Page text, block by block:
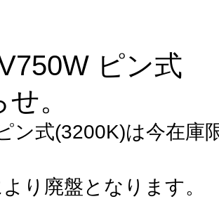
ピン式
。
ン式(3200K)は今在庫
り廃盤となります。